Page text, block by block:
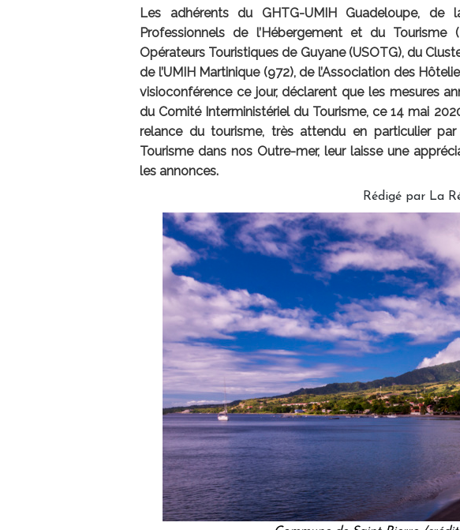
Les adhérents du GHTG-UMIH Guadeloupe, de
Professionnels de l’Hébergement et du Tourisme
Opérateurs Touristiques de Guyane (USOTG), du
de l’UMIH Martinique (972), de l’Association des
visioconférence ce jour, déclarent que les mesures
du Comité Interministériel du Tourisme, ce 14 mai
relance du tourisme, très attendu en particulier
Tourisme dans nos Outre-mer, leur laisse une
les annonces.
Rédigé par La